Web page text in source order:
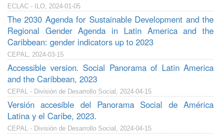
ECLAC - ILO, 2024-01-05
The 2030 Agenda for Sustainable Development and the
Regional Gender Agenda in Latin America and the
Caribbean: gender indicators up to 2023
CEPAL, 2024-03-15
Accessible version. Social Panorama of Latin America
and the Caribbean, 2023
CEPAL - División de Desarrollo Social, 2024-04-15
Versión accesible del Panorama Social de América
Latina y el Caribe, 2023.
CEPAL - División de Desarrollo Social, 2024-04-15